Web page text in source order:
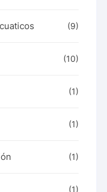
(9)
(10)
(1)
(1)
(1)
(1)